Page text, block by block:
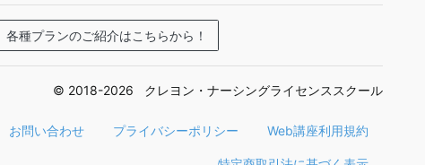
各種プランのご紹介はこちらから！
© 2018-2026 クレヨン・ナーシングライセンススクール
お問い合わせ プライバシーポリシー Web講座利用規約